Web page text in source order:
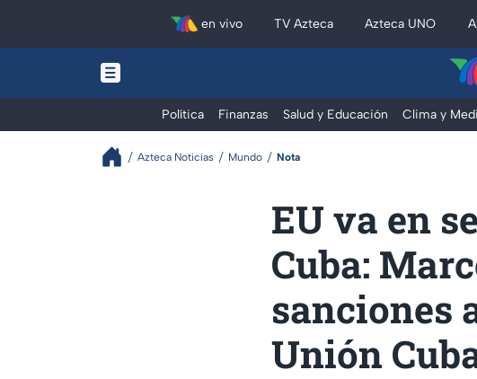
en vivo TV Azteca Azteca UNO
Política Finanzas Salud y Educación Clima y
Azteca Noticias Mundo Nota
EU va en
Cuba:
sanciones
Unión